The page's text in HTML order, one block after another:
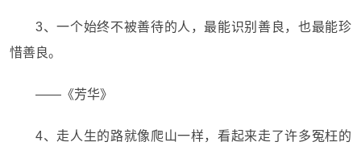
3、一个始终不被善待的人，最能识别善良，也最能珍
惜善良。
——《芳华》
4、走人生的路就像爬山一样，看起来走了许多冤枉的